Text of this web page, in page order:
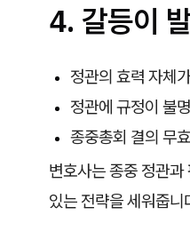
4. 갈등이
정관의 효력 자체
정관에 규정이 불
종중총회 결의 무
변호사는 종중 정관
있는 전략을 세워줍니